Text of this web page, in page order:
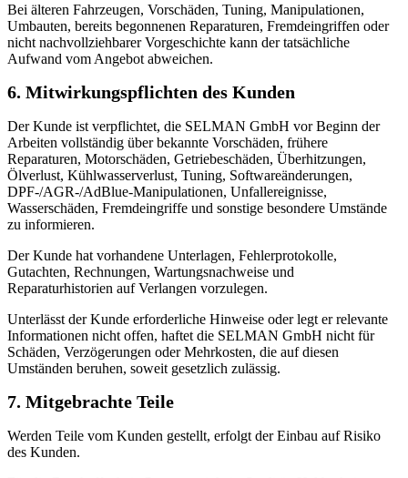
Bei älteren Fahrzeugen, Vorschäden, Tuning, Manipulationen,
Umbauten, bereits begonnenen Reparaturen, Fremdeingriffen oder
nicht nachvollziehbarer Vorgeschichte kann der tatsächliche
Aufwand vom Angebot abweichen.
6. Mitwirkungspflichten des Kunden
Der Kunde ist verpflichtet, die SELMAN GmbH vor Beginn der
Arbeiten vollständig über bekannte Vorschäden, frühere
Reparaturen, Motorschäden, Getriebeschäden, Überhitzungen,
Ölverlust, Kühlwasserverlust, Tuning, Softwareänderungen,
DPF-/AGR-/AdBlue-Manipulationen, Unfallereignisse,
Wasserschäden, Fremdeingriffe und sonstige besondere Umstände
zu informieren.
Der Kunde hat vorhandene Unterlagen, Fehlerprotokolle,
Gutachten, Rechnungen, Wartungsnachweise und
Reparaturhistorien auf Verlangen vorzulegen.
Unterlässt der Kunde erforderliche Hinweise oder legt er relevante
Informationen nicht offen, haftet die SELMAN GmbH nicht für
Schäden, Verzögerungen oder Mehrkosten, die auf diesen
Umständen beruhen, soweit gesetzlich zulässig.
7. Mitgebrachte Teile
Werden Teile vom Kunden gestellt, erfolgt der Einbau auf Risiko
des Kunden.